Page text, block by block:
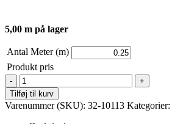
5,00 m på lager
Antal Meter (m)
Produkt pris
Canvas
-
100%
Bomuld
Tilføj til kurv
Varenummer (SKU): 32-10113 Kategorier: